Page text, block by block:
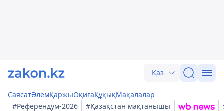
Қаз
СаясатӘлемҚаржыОқиғаҚұқықМақалалар
#Референдум-2026
#Қазақстан мақтанышы